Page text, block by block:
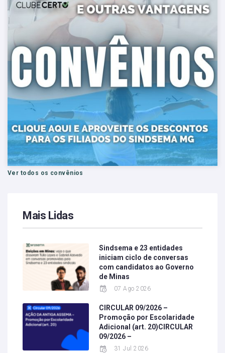
Ver todos os convênios
Mais Lidas
Sindsema e 23 entidades
iniciam ciclo de conversas
com candidatos ao Governo
de Minas
07 Ago 2026
CIRCULAR 09/2026 –
Promoção por Escolaridade
Adicional (art. 20)CIRCULAR
09/2026 –
31 Jul 2026